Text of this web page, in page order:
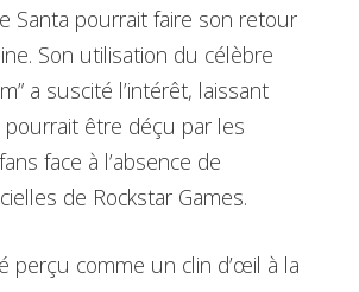
Santa pourrait faire son retour
Son utilisation du célèbre
a suscité l’intérêt, laissant
pourrait être déçu par les
face à l’absence de
de Rockstar Games.
perçu comme un clin d’œil à la